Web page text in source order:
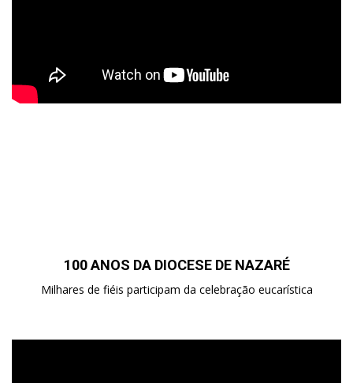
100 ANOS DA DIOCESE DE NAZARÉ
Milhares de fiéis participam da celebração eucarística